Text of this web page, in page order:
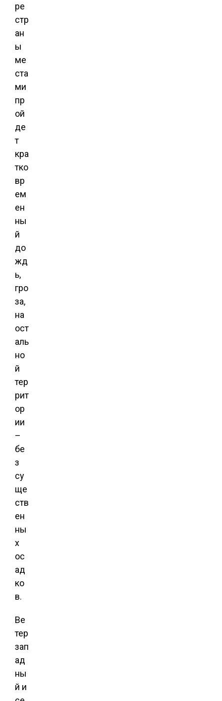
ре
стр
ан
ы
ме
ста
ми
пр
ой
де
т
кра
тко
вр
ем
ен
ны
й
до
жд
ь,
гро
за,
на
ост
аль
но
й
тер
рит
ор
ии
–
бе
з
су
ще
ств
ен
ны
х
ос
ад
ко
в.
Ве
тер
зап
ад
ны
й и